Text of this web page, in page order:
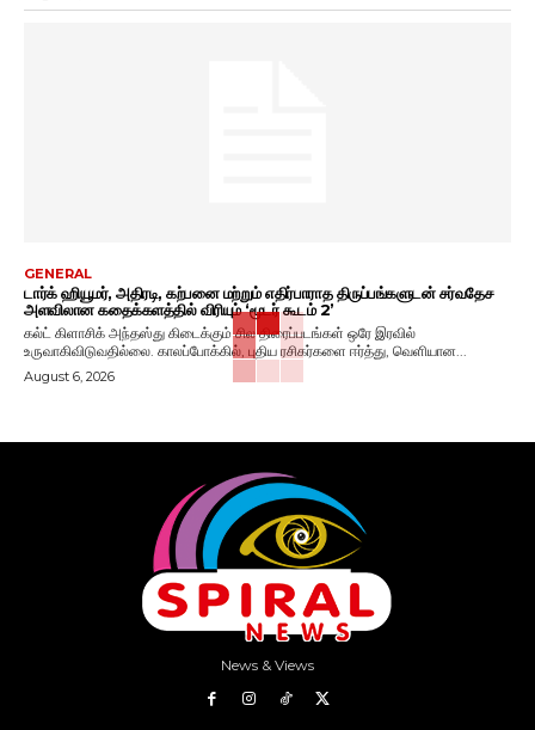
GENERAL
டார்க் ஹியூமர், அதிரடி, கற்பனை மற்றும் எதிர்பாராத திருப்பங்களுடன் சர்வதேச
அளவிலான கதைக்களத்தில் விரியும் ‘மூடர் கூடம் 2’
கல்ட் கிளாசிக் அந்தஸ்து கிடைக்கும் சில திரைப்படங்கள் ஒரே இரவில்
உருவாகிவிடுவதில்லை. காலப்போக்கில், புதிய ரசிகர்களை ஈர்த்து, வெளியான...
August 6, 2026
News & Views